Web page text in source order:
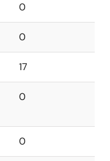
0
0
17
0
0